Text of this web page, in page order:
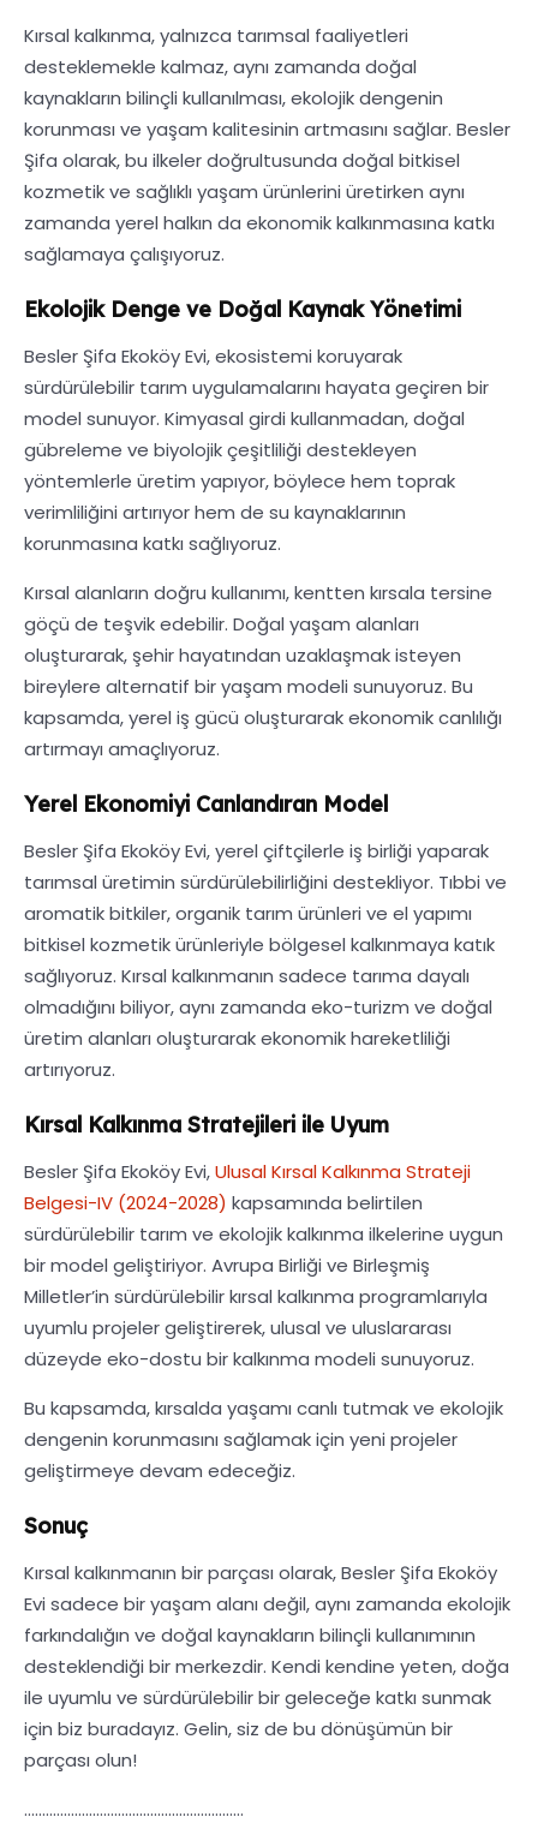
Kırsal kalkınma, yalnızca tarımsal faaliyetleri
desteklemekle kalmaz, aynı zamanda doğal
kaynakların bilinçli kullanılması, ekolojik dengenin
korunması ve yaşam kalitesinin artmasını sağlar. Besler
Şifa olarak, bu ilkeler doğrultusunda doğal bitkisel
kozmetik ve sağlıklı yaşam ürünlerini üretirken aynı
zamanda yerel halkın da ekonomik kalkınmasına katkı
sağlamaya çalışıyoruz.
Ekolojik Denge ve Doğal Kaynak Yönetimi
Besler Şifa Ekoköy Evi, ekosistemi koruyarak
sürdürülebilir tarım uygulamalarını hayata geçiren bir
model sunuyor. Kimyasal girdi kullanmadan, doğal
gübreleme ve biyolojik çeşitliliği destekleyen
yöntemlerle üretim yapıyor, böylece hem toprak
verimliliğini artırıyor hem de su kaynaklarının
korunmasına katkı sağlıyoruz.
Kırsal alanların doğru kullanımı, kentten kırsala tersine
göçü de teşvik edebilir. Doğal yaşam alanları
oluşturarak, şehir hayatından uzaklaşmak isteyen
bireylere alternatif bir yaşam modeli sunuyoruz. Bu
kapsamda, yerel iş gücü oluşturarak ekonomik canlılığı
artırmayı amaçlıyoruz.
Yerel Ekonomiyi Canlandıran Model
Besler Şifa Ekoköy Evi, yerel çiftçilerle iş birliği yaparak
tarımsal üretimin sürdürülebilirliğini destekliyor. Tıbbi ve
aromatik bitkiler, organik tarım ürünleri ve el yapımı
bitkisel kozmetik ürünleriyle bölgesel kalkınmaya katık
sağlıyoruz. Kırsal kalkınmanın sadece tarıma dayalı
olmadığını biliyor, aynı zamanda eko-turizm ve doğal
üretim alanları oluşturarak ekonomik hareketliliği
artırıyoruz.
Kırsal Kalkınma Stratejileri ile Uyum
Besler Şifa Ekoköy Evi,Ulusal Kırsal Kalkınma Strateji
Belgesi-IV (2024-2028) kapsamında belirtilen
sürdürülebilir tarım ve ekolojik kalkınma ilkelerine uygun
bir model geliştiriyor. Avrupa Birliği ve Birleşmiş
Milletler’in sürdürülebilir kırsal kalkınma programlarıyla
uyumlu projeler geliştirerek, ulusal ve uluslararası
düzeyde eko-dostu bir kalkınma modeli sunuyoruz.
Bu kapsamda, kırsalda yaşamı canlı tutmak ve ekolojik
dengenin korunmasını sağlamak için yeni projeler
geliştirmeye devam edeceğiz.
Sonuç
Kırsal kalkınmanın bir parçası olarak, Besler Şifa Ekoköy
Evi sadece bir yaşam alanı değil, aynı zamanda ekolojik
farkındalığın ve doğal kaynakların bilinçli kullanımının
desteklendiği bir merkezdir. Kendi kendine yeten, doğa
ile uyumlu ve sürdürülebilir bir geleceğe katkı sunmak
için biz buradayız. Gelin, siz de bu dönüşümün bir
parçası olun!
.............................................................